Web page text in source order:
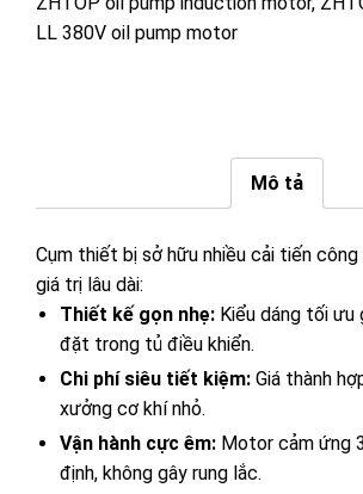
LL 380V oil pump motor
Mô tả
Cụm thiết bị sở hữu nhiều cải tiến công
giá trị lâu dài:
Thiết kế gọn nhẹ: Kiểu dáng tối ưu
đặt trong tủ điều khiển.
Chi phí siêu tiết kiệm: Giá thành
xưởng cơ khí nhỏ.
Vận hành cực êm: Motor cảm ứng
định, không gây rung lắc.